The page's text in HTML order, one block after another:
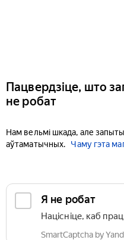
Пацвердзіце, што
не робат
Нам вельмі шкада, але
аўтаматычных.
Чаму гэта
Я не робат
Націсніце, каб
SmartCaptcha by